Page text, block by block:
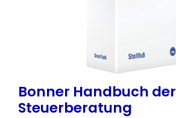
Bonner Handbuch der
Steuerberatung